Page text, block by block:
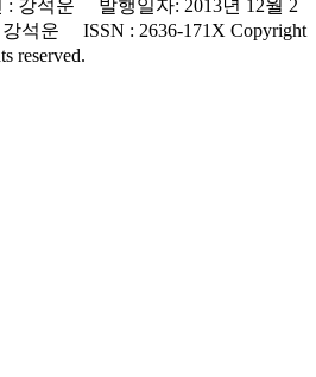
: 강석운 발행일자: 2013년 12월 2
석운 ISSN : 2636-171X Copyright
reserved.